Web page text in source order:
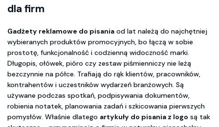
dla firm
Gadżety reklamowe do pisania od lat należą do najchętniej
wybieranych produktów promocyjnych, bo łączą w sobie
prostotę, funkcjonalność i codzienną widoczność marki.
Długopis, ołówek, pióro czy zestaw piśmienniczy nie leżą
bezczynnie na półce. Trafiają do rąk klientów, pracowników,
kontrahentów i uczestników wydarzeń branżowych. Są
używane podczas spotkań, podpisywania dokumentów,
robienia notatek, planowania zadań i szkicowania pierwszych
pomysłów. Właśnie dlatego artykuły do pisania z logo są tak